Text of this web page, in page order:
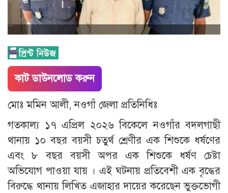
কাট ডাউনলোড করুন
মোঃ মমিন আলী, নওগাঁ জেলা প্রতিনিধিঃ
গতকাল্য ১৭ এপ্রিল ২০২৬ বিকেলে নওগাঁর বদলগাছী
থানায় ১০ বছর বয়সী চতুর্থ শ্রেণীর এক শিশুকে ধর্ষণের
এবং ৮ বছর বয়সী অপর এক শিশুকে ধর্ষণ চেষ্টা
অভিযোগ পাওয়া যায় । এই ঘটনায় প্রতিবেশী এক বৃদ্ধের
বিরুদ্ধে থানায় লিখিত এজাহার দায়ের করেছেন ভুক্তভোগী